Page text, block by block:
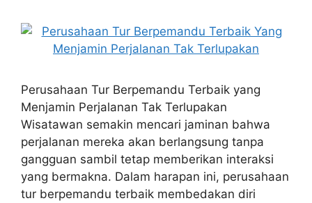
Perusahaan Tur Berpemandu Terbaik yang
Menjamin Perjalanan Tak Terlupakan
Wisatawan semakin mencari jaminan bahwa
perjalanan mereka akan berlangsung tanpa
gangguan sambil tetap memberikan interaksi
yang bermakna. Dalam harapan ini, perusahaan
tur berpemandu terbaik membedakan diri